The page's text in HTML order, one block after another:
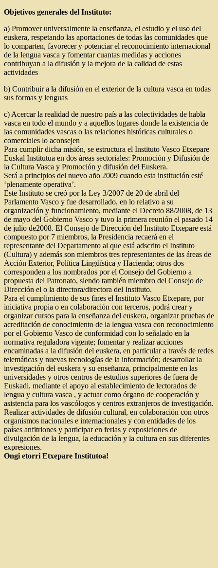
Objetivos generales del Instituto:
a) Promover universalmente la enseñanza, el estudio y el uso del
euskera, respetando las aportaciones de todas las comunidades que
lo comparten, favorecer y potenciar el reconocimiento internacional
de la lengua vasca y fomentar cuantas medidas y acciones
contribuyan a la difusión y la mejora de la calidad de estas
actividades
b) Contribuir a la difusión en el exterior de la cultura vasca en todas
sus formas y lenguas
c) Acercar la realidad de nuestro país a las colectividades de habla
vasca en todo el mundo y a aquellos lugares donde la existencia de
las comunidades vascas o las relaciones históricas culturales o
comerciales lo aconsejen
Para cumplir dicha misión, se estructura el Instituto Vasco Etxepare
Euskal Institutua en dos áreas sectoriales: Promoción y Difusión de
la Cultura Vasca y Promoción y difusión del Euskera.
Será a principios del nuevo año 2009 cuando esta institución esté
‘plenamente operativa’.
Este Instituto se creó por la Ley 3/2007 de 20 de abril del
Parlamento Vasco y fue desarrollado, en lo relativo a su
organización y funcionamiento, mediante el Decreto 88/2008, de 13
de mayo del Gobierno Vasco y tuvo la primera reunión el pasado 14
de julio de2008. El Consejo de Dirección del Instituto Etxepare está
compuesto por 7 miembros, la Presidencia recaerá en el
representante del Departamento al que está adscrito el Instituto
(Cultura) y además son miembros tres representantes de las áreas de
Acción Exterior, Política Lingüística y Hacienda; otros dos
corresponden a los nombrados por el Consejo del Gobierno a
propuesta del Patronato, siendo también miembro del Consejo de
Dirección el o la directora/directora del Instituto.
Para el cumplimiento de sus fines el Instituto Vasco Etxepare, por
iniciativa propia o en colaboración con terceros, podrá crear y
organizar cursos para la enseñanza del euskera, organizar pruebas de
acreditación de conocimiento de la lengua vasca con reconocimiento
por el Gobierno Vasco de conformidad con lo señalado en la
normativa reguladora vigente; fomentar y realizar acciones
encaminadas a la difusión del euskera, en particular a través de redes
telemáticas y nuevas tecnologías de la información; desarrollar la
investigación del euskera y su enseñanza, principalmente en las
universidades y otros centros de estudios superiores de fuera de
Euskadi, mediante el apoyo al establecimiento de lectorados de
lengua y cultura vasca , y actuar como órgano de cooperación y
asistencia para los vascólogos y centros extranjeros de investigación.
Realizar actividades de difusión cultural, en colaboración con otros
organismos nacionales e internacionales y con entidades de los
países anfitriones y participar en ferias y exposiciones de
divulgación de la lengua, la educación y la cultura en sus diferentes
expresiones.
Ongi etorri Etxepare Institutoa!